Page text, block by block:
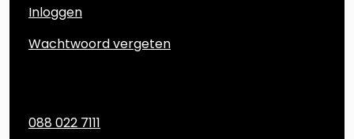
Inloggen
Wachtwoord vergeten
088 022 7111